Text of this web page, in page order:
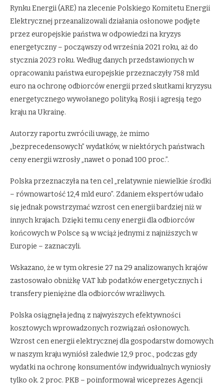
Rynku Energii (ARE) na zlecenie Polskiego Komitetu Energii
Elektrycznej przeanalizowali działania osłonowe podjęte
przez europejskie państwa w odpowiedzi na kryzys
energetyczny – począwszy od września 2021 roku, aż do
stycznia 2023 roku. Według danych przedstawionych w
opracowaniu państwa europejskie przeznaczyły 758 mld
euro na ochronę odbiorców energii przed skutkami kryzysu
energetycznego wywołanego polityką Rosji i agresją tego
kraju na Ukrainę.
Autorzy raportu zwrócili uwagę, że mimo
„bezprecedensowych” wydatków, w niektórych państwach
ceny energii wzrosły „nawet o ponad 100 proc.”.
Polska przeznaczyła na ten cel „relatywnie niewielkie środki
– równowartość 12,4 mld euro”. Zdaniem ekspertów udało
się jednak powstrzymać wzrost cen energii bardziej niż w
innych krajach. Dzięki temu ceny energii dla odbiorców
końcowych w Polsce są w wciąż jednymi z najniższych w
Europie – zaznaczyli.
Wskazano, że w tym okresie 27 na 29 analizowanych krajów
zastosowało obniżkę VAT lub podatków energetycznych i
transfery pieniężne dla odbiorców wrażliwych.
Polska osiągnęła jedną z najwyższych efektywności
kosztowych wprowadzonych rozwiązań osłonowych.
Wzrost cen energii elektrycznej dla gospodarstw domowych
w naszym kraju wyniósł zaledwie 12,9 proc., podczas gdy
wydatki na ochronę konsumentów indywidualnych wyniosły
tylko ok. 2 proc. PKB – poinformował wiceprezes Agencji